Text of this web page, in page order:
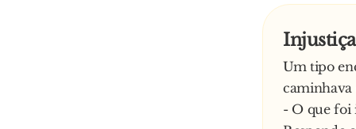
Um tipo
caminhava
- O que foi